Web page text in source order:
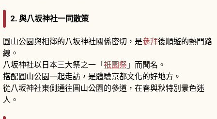
2. 與八坂神社一同散策
圓山公園與相鄰的八坂神社關係密切，是參拜後順遊的熱門路
線。
八坂神社以日本三大祭之一「祇園祭 」而聞名。
搭配圓山公園一起走訪，是體驗京都文化的好地方。
從八坂神社東側通往圓山公園的參道，在春與秋特別景色迷
人。